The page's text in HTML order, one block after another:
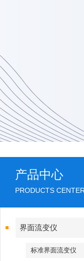
产品中心
PRODUCTS CENTER
界面流变仪
标准界面流变仪